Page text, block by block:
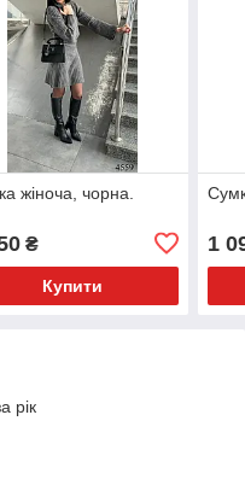
жіноча, чорна.
₴
Купити
1
рік